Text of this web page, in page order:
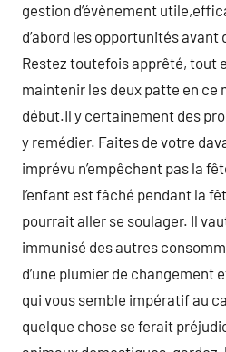
gestion d’évènement
d’abord les opportunités avant
Restez toutefois apprêté, tout
maintenir les deux patte en ce
début.Il y certainement des
y remédier. Faites de votre
imprévu n’empêchent pas la
l’enfant est fâché pendant la
pourrait aller se soulager. Il
immunisé des autres
d’une plumier de changement
qui vous semble impératif au
quelque chose se ferait